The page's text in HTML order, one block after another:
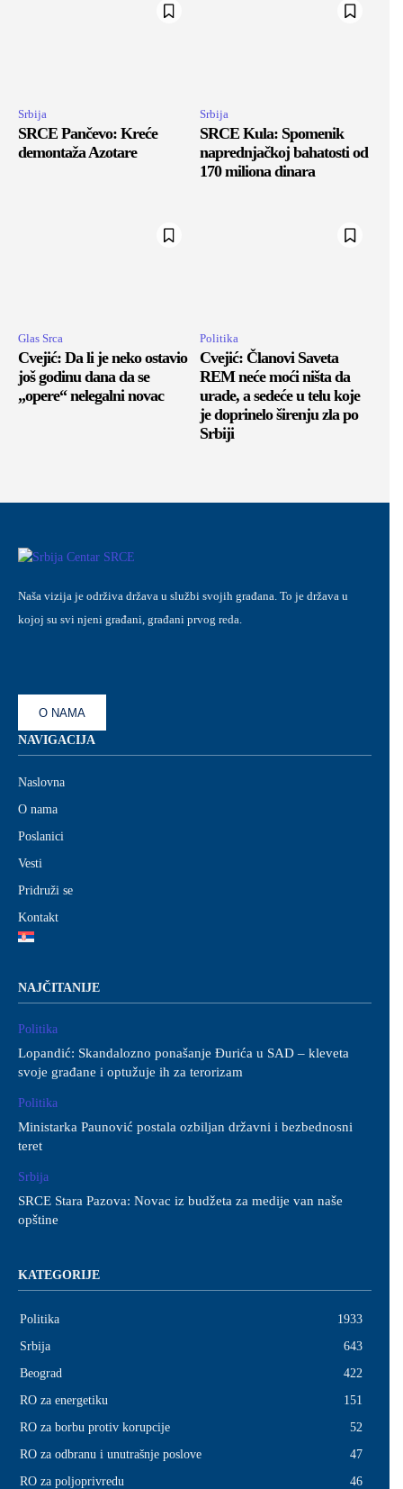
Srbija
SRCE Pančevo: Kreće
demontaža Azotare
Srbija
SRCE Kula: Spomenik
naprednjačkoj bahatosti od
170 miliona dinara
Glas Srca
Cvejić: Da li je neko ostavio
još godinu dana da se
„opere“ nelegalni novac
Politika
Cvejić: Članovi Saveta
REM neće moći ništa da
urade, a sedeće u telu koje
je doprinelo širenju zla po
Srbiji
Naša vizija je održiva država u službi svojih građana. To je država u
kojoj su svi njeni građani, građani prvog reda.
O NAMA
NAVIGACIJA
Naslovna
O nama
Poslanici
Vesti
Pridruži se
Kontakt
NAJČITANIJE
Politika
Lopandić: Skandalozno ponašanje Đurića u SAD – kleveta
svoje građane i optužuje ih za terorizam
Politika
Ministarka Paunović postala ozbiljan državni i bezbednosni
teret
Srbija
SRCE Stara Pazova: Novac iz budžeta za medije van naše
opštine
KATEGORIJE
Politika
1933
Srbija
643
Beograd
422
RO za energetiku
151
RO za borbu protiv korupcije
52
RO za odbranu i unutrašnje poslove
47
RO za poljoprivredu
46